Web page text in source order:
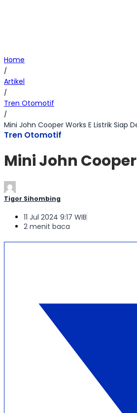
Home
/
Artikel
/
Tren Otomotif
/
Mini John Cooper Works E Listrik Siap
Tren Otomotif
Mini John
Tigor Sihombing
11 Jul 2024 9:17 WIB
2 menit baca